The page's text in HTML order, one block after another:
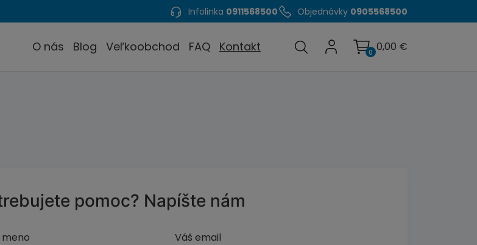
Infolinka 0911568500 Objednávky 0905568500
O nás Blog Veľkoobchod FAQ Kontakt 0 0,00 €
pomoc? Napíšte nám
Váš email